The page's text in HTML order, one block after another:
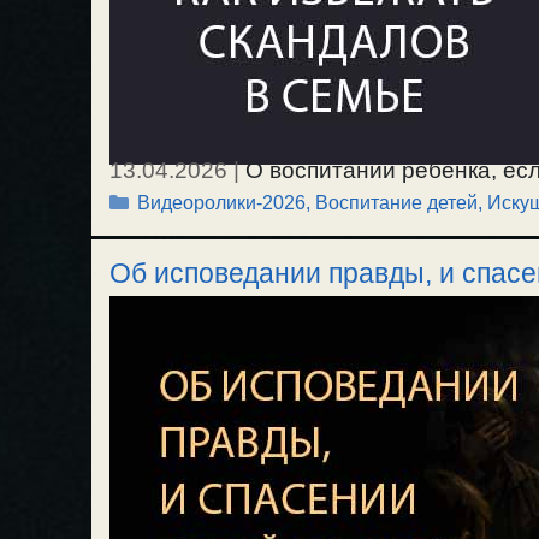
13.04.2026|О воспитании ребенка,
надо научиться уступать в вопросах
понятием, что нельзя уступать, иначе
несчастливая, и я все время страдаю.
ругани и ссоры. Детей надо учить, —
О самом главном в воспитании
воспоминание о злых поступках
Рубрики
Видеоролики-2026, Воспитание детей,
Об исповедании правды, и